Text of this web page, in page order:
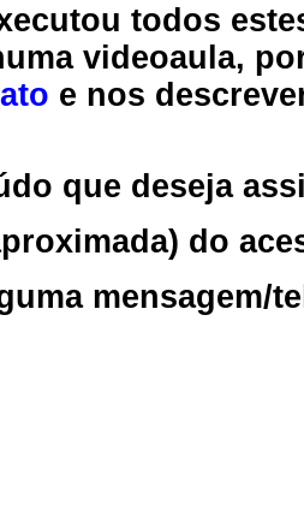
todos
videoaula,
e nos
que deseja
do
mensagem/